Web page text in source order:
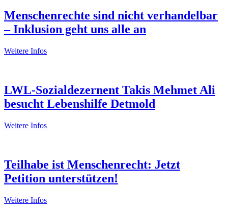
Menschenrechte sind nicht verhandelbar
– Inklusion geht uns alle an
Weitere Infos
LWL-Sozialdezernent Takis Mehmet Ali
besucht Lebenshilfe Detmold
Weitere Infos
Teilhabe ist Menschenrecht: Jetzt
Petition unterstützen!
Weitere Infos